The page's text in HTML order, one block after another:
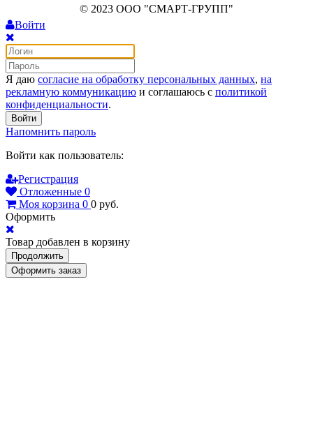
© 2023 ООО "СМАРТ-ГРУПП"
Войти
Я даю согласие на обработку персональных данных, на
рекламную коммуникацию и соглашаюсь с политикой
конфиденциальности.
Войти
Напомнить пароль
Войти как пользователь:
Регистрация
Отложенные 0
Моя корзина 0 0 руб.
Оформить
Товар добавлен в корзину
Продолжить
Оформить заказ